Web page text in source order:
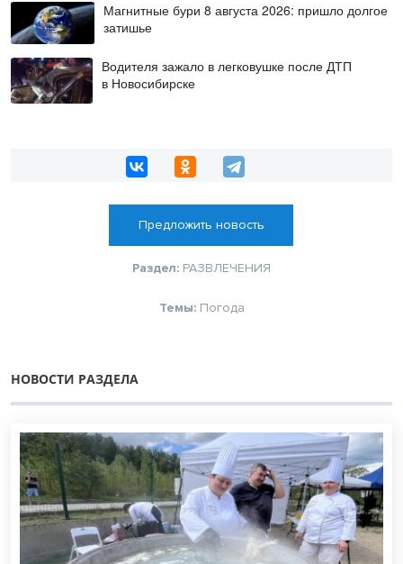
Магнитные бури 8 августа 2026: пришло долгое
затишье
Водителя зажало в легковушке после ДТП
в Новосибирске
Предложить новость
Раздел: РАЗВЛЕЧЕНИЯ
Темы: Погода
НОВОСТИ РАЗДЕЛА